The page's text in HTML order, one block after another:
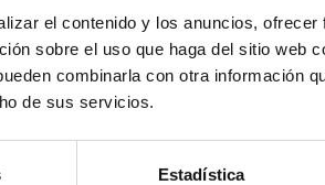
el contenido y los anuncios,
sobre el uso que haga del sitio web
combinarla con otra información
de sus servicios.
Estadística
dio tranquilidad y
el primer día. Sin
a contar con